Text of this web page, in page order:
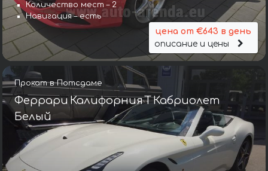
Количество мест – 2
Навигация – есть
цена от €643 в день
описание и цены
Прокат в Потсдаме
Феррари Калифорния Т Кабриолет
Белый